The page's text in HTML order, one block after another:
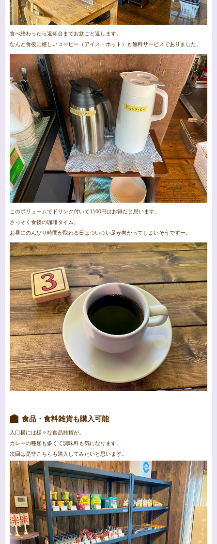
食べ終わったら返却台までお盆ごと返します。
なんと食後に嬉しいコーヒー（アイス・ホット）も無料サービスでありました。
このボリュームでドリンク付いて1100円はお得だと思います。
さっそく食後の珈琲タイム。
お昼にのんびり時間が取れる日はついつい足が向かってしまいそうですー。
食品・食料雑貨も購入可能
入口横には様々な食品雑貨が。
カレーの種類も多くて調味料も気になります。
次回は是非こちらも購入してみたいと思います。